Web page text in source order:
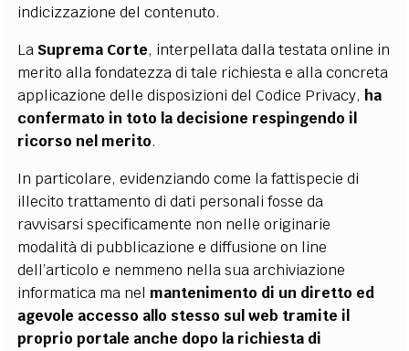
indicizzazione del contenuto.
La Suprema Corte, interpellata dalla testata online in
merito alla fondatezza di tale richiesta e alla concreta
applicazione delle disposizioni del Codice Privacy, ha
confermato in toto la decisione respingendo il
ricorso nel merito.
In particolare, evidenziando come la fattispecie di
illecito trattamento di dati personali fosse da
ravvisarsi specificamente non nelle originarie
modalità di pubblicazione e diffusione on line
dell’articolo e nemmeno nella sua archiviazione
informatica ma nel mantenimento di un diretto ed
agevole accesso allo stesso sul web tramite il
proprio portale anche dopo la richiesta di